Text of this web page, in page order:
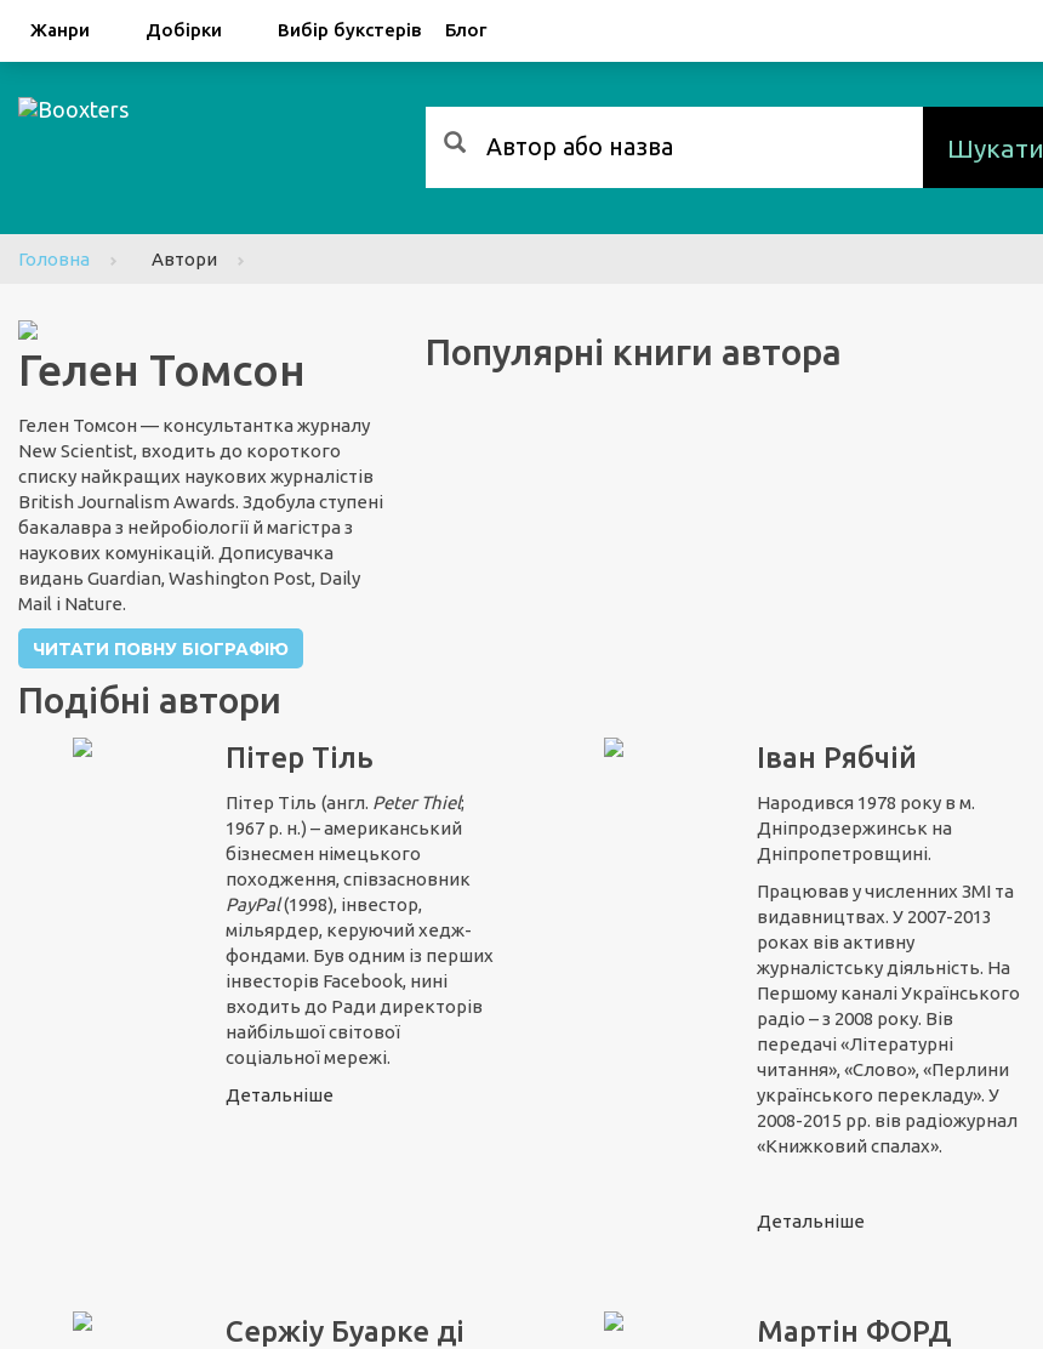
Жанри Добірки Вибір букстерів Блог
FacebookGoogle
Шукати
Головна Автори
Гелен Томсон
Гелен Томсон — консультантка журналу
New Scientist, входить до короткого
списку найкращих наукових журналістів
British Journalism Awards. Здобула ступені
бакалавра з нейробіології й магістра з
наукових комунікацій. Дописувачка
видань Guardian, Washington Post, Daily
Mail і Nature.
ЧИТАТИ ПОВНУ БІОГРАФІЮ
Популярні книги автора
Подібні автори
Пітер Тіль
Пітер Тіль (англ. Peter Thiel;
1967 р. н.) – американський
бізнесмен німецького
походження, співзасновник
PayPal(1998), інвестор,
мільярдер, керуючий хедж-
фондами. Був одним із перших
інвесторів Facebook, нині
входить до Ради директорів
найбільшої світової
соціальної мережі.
Детальніше
Іван Рябчій
Народився 1978 року в м.
Дніпродзержинськ на
Дніпропетровщині.
Працював у численних ЗМІ та
видавництвах. У 2007-2013
роках вів активну
журналістську діяльність. На
Першому каналі Українського
радіо – з 2008 року. Вів
передачі «Літературні
читання», «Слово», «Перлини
українського перекладу». У
2008-2015 рр. вів радіожурнал
«Книжковий спалах».
Детальніше
Сержіу Буарке ді
Мартін ФОРД